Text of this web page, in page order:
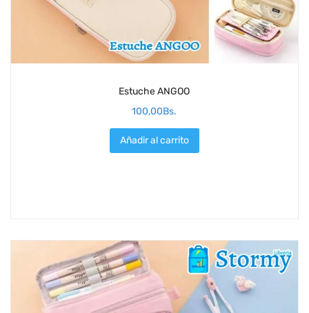
Estuche ANGOO
100,00Bs.
Añadir al carrito